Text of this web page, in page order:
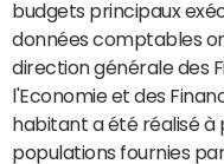
budgets principaux
données comptables
direction générale des
l'Economie et des
habitant a été réalisé à
populations fournies